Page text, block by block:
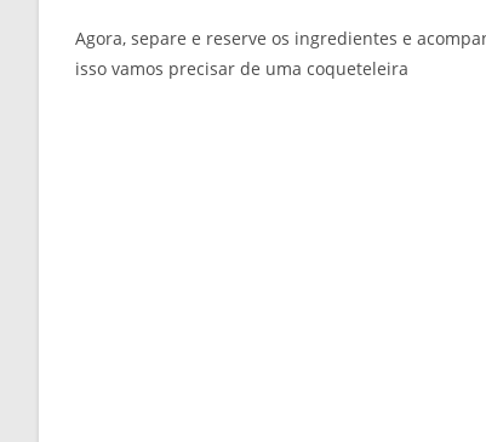
Agora, separe e reserve os ingredientes e
isso vamos precisar de uma coqueteleira